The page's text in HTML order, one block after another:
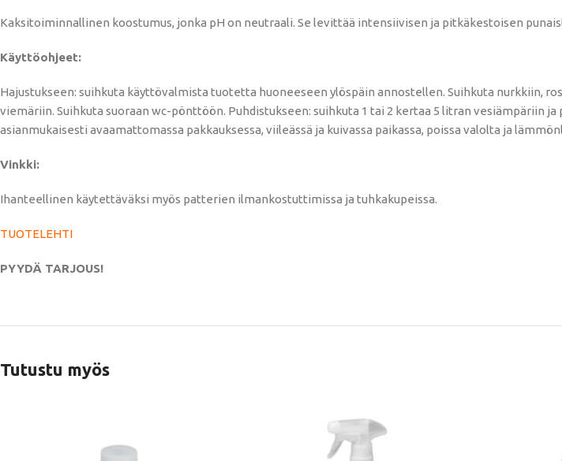
Kaksitoiminnallinen koostumus, jonka pH on neutraali. Se levittää intensiivisen ja pitkäkestoisen
Käyttöohjeet:
Hajustukseen: suihkuta käyttövalmista tuotetta huoneeseen ylöspäin annostellen. Suihkuta nurkkiin,
viemäriin. Suihkuta suoraan wc-pönttöön. Puhdistukseen: suihkuta 1 tai 2 kertaa 5 litran vesiämpäriin
asianmukaisesti avaamattomassa pakkauksessa, viileässä ja kuivassa paikassa, poissa valolta ja
Vinkki:
Ihanteellinen käytettäväksi myös patterien ilmankostuttimissa ja tuhkakupeissa.
TUOTELEHTI
PYYDÄ TARJOUS!
Tutustu myös